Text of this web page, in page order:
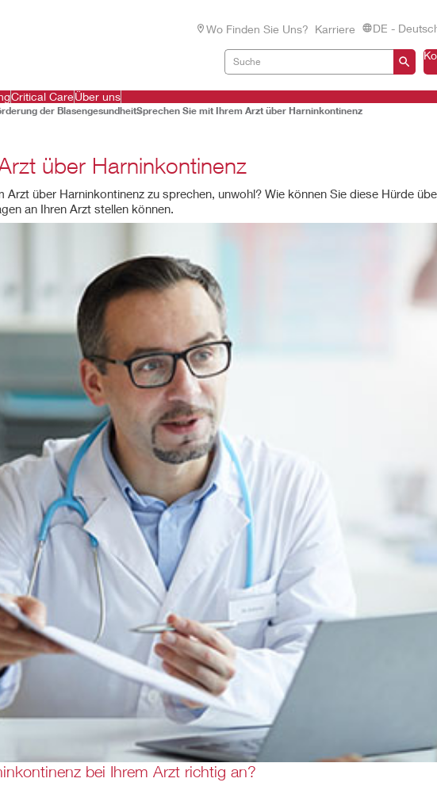
Wo Finden Sie Uns? Karriere DE -
Critical CareÜber uns
der BlasengesundheitSprechen Sie mit Ihrem Arzt über Harninkontinenz
über Harninkontinenz
Arzt über Harninkontinenz zu sprechen, unwohl? Wie können Sie diese Hürde
an Ihren Arzt stellen können.
bei Ihrem Arzt richtig an?